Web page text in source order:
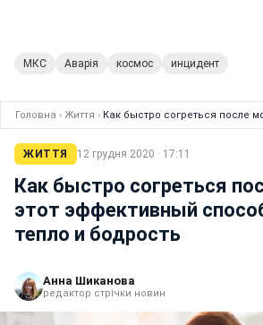
МКС Аварія космос инцидент
Головна › Життя › Как быстро согреться после
ЖИТТЯ 12 грудня 2020 · 17:11
Как быстро согреться
этот эффективный
тепло и бодрость
Анна Шиканова
редактор стрічки новин